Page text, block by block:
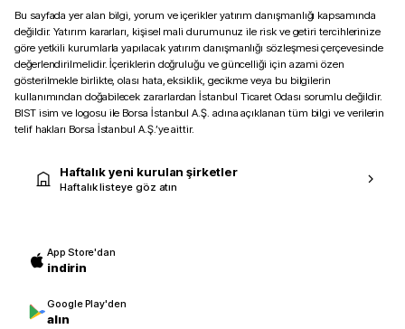
Bu sayfada yer alan bilgi, yorum ve içerikler yatırım danışmanlığı kapsamında
değildir. Yatırım kararları, kişisel mali durumunuz ile risk ve getiri tercihlerinize
göre yetkili kurumlarla yapılacak yatırım danışmanlığı sözleşmesi çerçevesinde
değerlendirilmelidir. İçeriklerin doğruluğu ve güncelliği için azami özen
gösterilmekle birlikte, olası hata, eksiklik, gecikme veya bu bilgilerin
kullanımından doğabilecek zararlardan İstanbul Ticaret Odası sorumlu değildir.
BIST isim ve logosu ile Borsa İstanbul A.Ş. adına açıklanan tüm bilgi ve verilerin
telif hakları Borsa İstanbul A.Ş.’ye aittir.
Haftalık yeni kurulan şirketler
Haftalık listeye göz atın
App Store'dan
indirin
Google Play'den
alın